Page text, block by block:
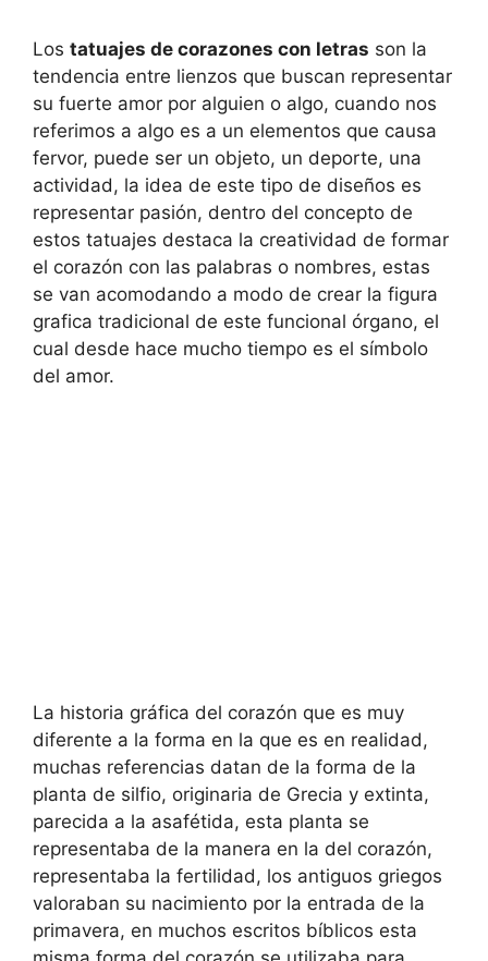
Los tatuajes de corazones con letras son la
tendencia entre lienzos que buscan representar
su fuerte amor por alguien o algo, cuando nos
referimos a algo es a un elementos que causa
fervor, puede ser un objeto, un deporte, una
actividad, la idea de este tipo de diseños es
representar pasión, dentro del concepto de
estos tatuajes destaca la creatividad de formar
el corazón con las palabras o nombres, estas
se van acomodando a modo de crear la figura
grafica tradicional de este funcional órgano, el
cual desde hace mucho tiempo es el símbolo
del amor.
La historia gráfica del corazón que es muy
diferente a la forma en la que es en realidad,
muchas referencias datan de la forma de la
planta de silfio, originaria de Grecia y extinta,
parecida a la asafétida, esta planta se
representaba de la manera en la del corazón,
representaba la fertilidad, los antiguos griegos
valoraban su nacimiento por la entrada de la
primavera, en muchos escritos bíblicos esta